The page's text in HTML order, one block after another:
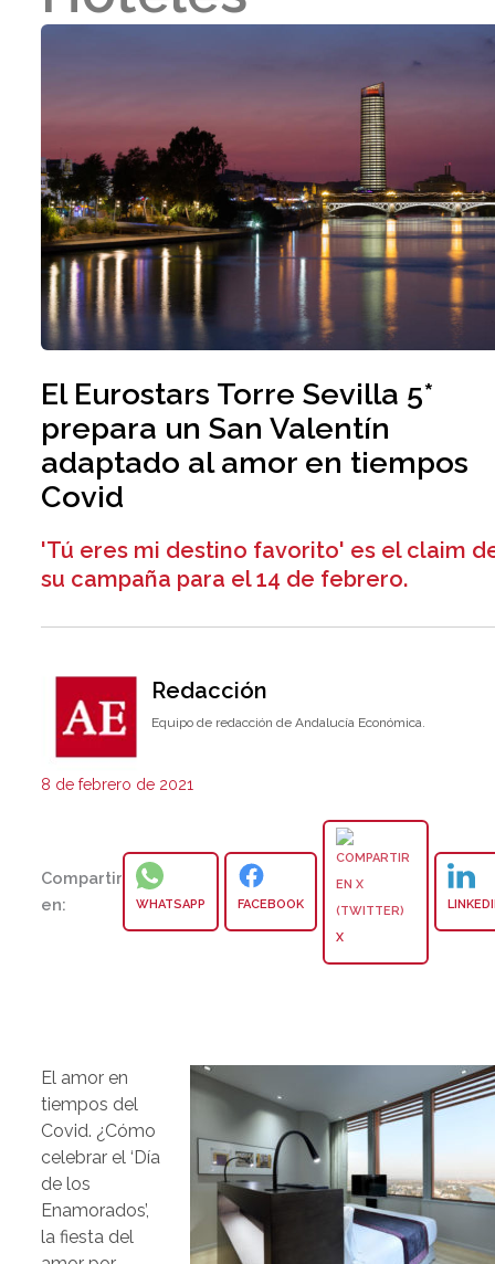
El Eurostars Torre Sevilla 5*
prepara un San Valentín
adaptado al amor en tiempos
Covid
'Tú eres mi destino favorito' es el claim
su campaña para el 14 de febrero.
Redacción
Equipo de redacción de Andalucía Económica.
8 de febrero de 2021
Compartir
en:
WHATSAPP FACEBOOK
X
El amor en
tiempos del
Covid. ¿Cómo
celebrar el ‘Día
de los
Enamorados’,
la fiesta del